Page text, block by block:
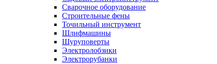
Сварочное оборудование
Строительные фены
Точильный инструмент
Шлифмашины
Шуруповерты
Электролобзики
Электрорубанки